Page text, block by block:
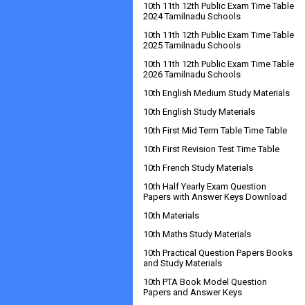
10th 11th 12th Public Exam Time Table
2024 Tamilnadu Schools
10th 11th 12th Public Exam Time Table
2025 Tamilnadu Schools
10th 11th 12th Public Exam Time Table
2026 Tamilnadu Schools
10th English Medium Study Materials
10th English Study Materials
10th First Mid Term Table Time Table
10th First Revision Test Time Table
10th French Study Materials
10th Half Yearly Exam Question
Papers with Answer Keys Download
10th Materials
10th Maths Study Materials
10th Practical Question Papers Books
and Study Materials
10th PTA Book Model Question
Papers and Answer Keys